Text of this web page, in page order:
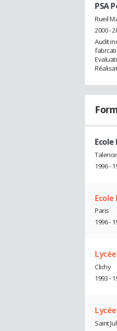
PSA
Rueil
2000 -
Audit
Talence
1996 -
Paris
1996 -
Clichy
1993 -
Saint